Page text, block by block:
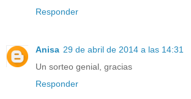
Responder
Anisa 29 de abril de 2014 a las 14:31
Un sorteo genial, gracias
Responder